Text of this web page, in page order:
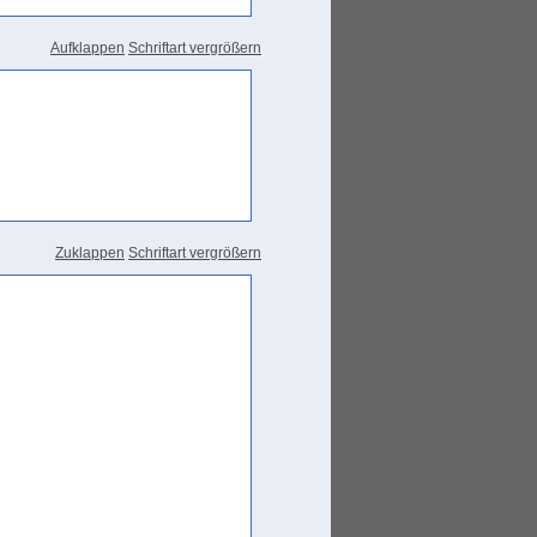
Aufklappen Schriftart vergrößern
Zuklappen Schriftart vergrößern